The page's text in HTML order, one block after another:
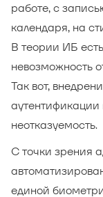
работе, с
календаря, на
В теории ИБ
невозможность
Так вот,
аутентификации
неотказуемость.
С точки зрения
единой